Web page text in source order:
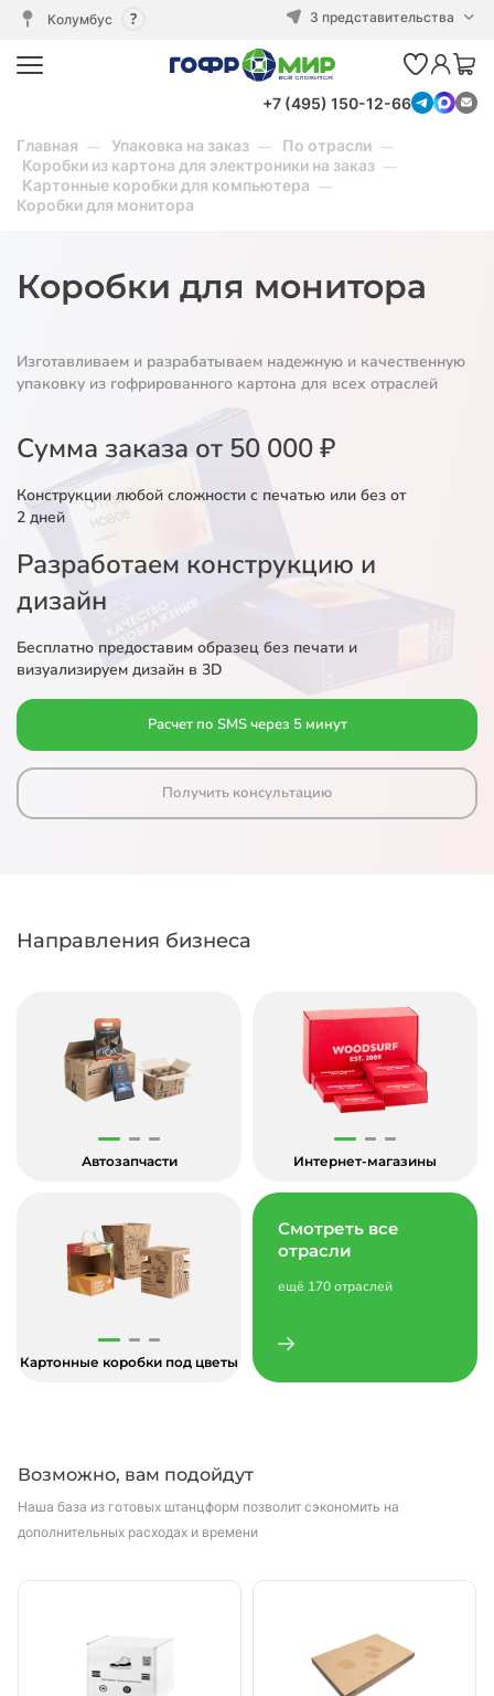
Колумбус 3 представительства
+7 (495) 150-12-66
Главная Упаковка на заказ
По отрасли
Коробки из картона для электроники на заказ
Картонные коробки для компьютера
Коробки для монитора
Коробки для монитора
Изготавливаем и разрабатываем надежную и качественную
упаковку из гофрированного картона для всех отраслей
Сумма заказа от 50 000 ₽
Конструкции любой сложности с печатью или без от
2 дней
Разработаем конструкцию и
дизайн
Бесплатно предоставим образец без печати и
визуализируем дизайн в 3D
Расчет по SMS через 5 минут
Получить консультацию
Направления бизнеса
Автозапчасти Интернет-магазины
Картонные коробки под цветы
Смотреть все
отрасли
ещё 170 отраслей
Возможно, вам подойдут
Наша база из готовых штанцформ позволит сэкономить на
дополнительных расходах и времени